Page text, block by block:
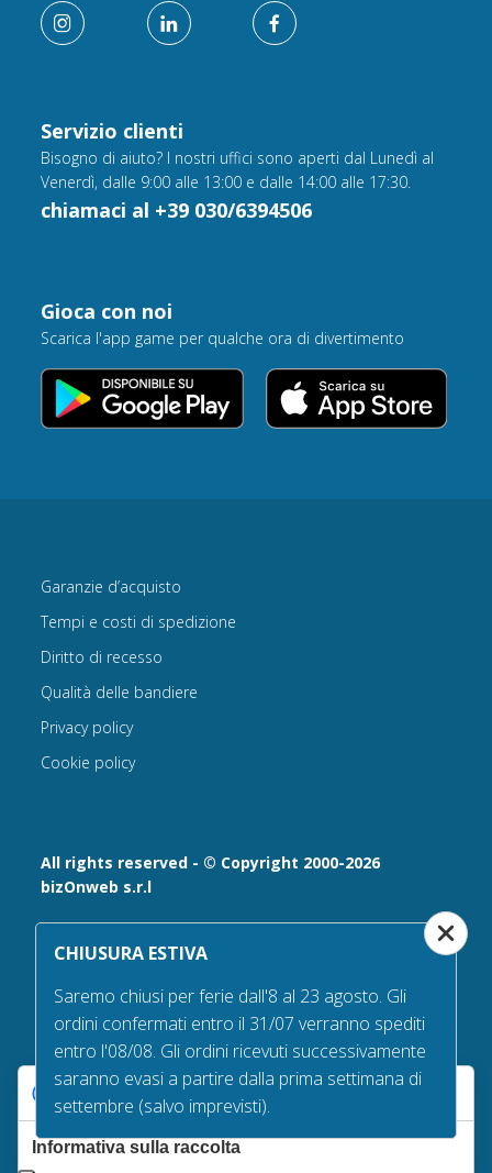
Servizio clienti
Bisogno di aiuto? I nostri uffici sono aperti dal Lunedì al
Venerdì, dalle 9:00 alle 13:00 e dalle 14:00 alle 17:30.
chiamaci al +39 030/6394506
Gioca con noi
Scarica l'app game per qualche ora di divertimento
All rights reserved - © Copyright 2000-2026
bizOnweb s.r.l
Via Fratelli Bandiera 18, 25122 - Brescia, Italia
P.IVA 02232630984 - Iscrizione presso la Camera di
n° REA 432569 Capitale sociale versato Euro 25.000,00.
Tel +39.030 6394506
info@bandiere.it
PECbizonweb@mailcertiﬁcatapec.it
Garanzie d’acquisto
Tempi e costi di spedizione
Diritto di recesso
Qualità delle bandiere
Privacy policy
Cookie policy
CHIUSURA ESTIVA
Saremo chiusi per ferie dall'8 al 23 agosto. Gli
ordini confermati entro il 31/07 verranno spediti
entro l'08/08. Gli ordini ricevuti successivamente
saranno evasi a partire dalla prima settimana di
settembre (salvo imprevisti).
Le tue preferenze relative alla privacy
Informativa sulla raccolta